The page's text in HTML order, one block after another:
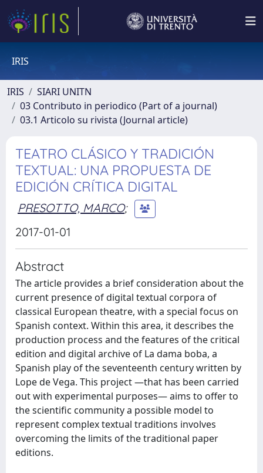
IRIS
IRIS
SIARI UNITN
03 Contributo in periodico (Part of a journal)
03.1 Articolo su rivista (Journal article)
TEATRO CLÁSICO Y TRADICIÓN
TEXTUAL: UNA PROPUESTA DE
EDICIÓN CRÍTICA DIGITAL
PRESOTTO, MARCO;
2017-01-01
Abstract
The article provides a brief consideration about the
current presence of digital textual corpora of
classical European theatre, with a special focus on
Spanish context. Within this area, it describes the
production process and the features of the critical
edition and digital archive of La dama boba, a
Spanish play of the seventeenth century written by
Lope de Vega. This project —that has been carried
out with experimental purposes— aims to offer to
the scientific community a possible model to
represent complex textual traditions involves
overcoming the limits of the traditional paper
editions.